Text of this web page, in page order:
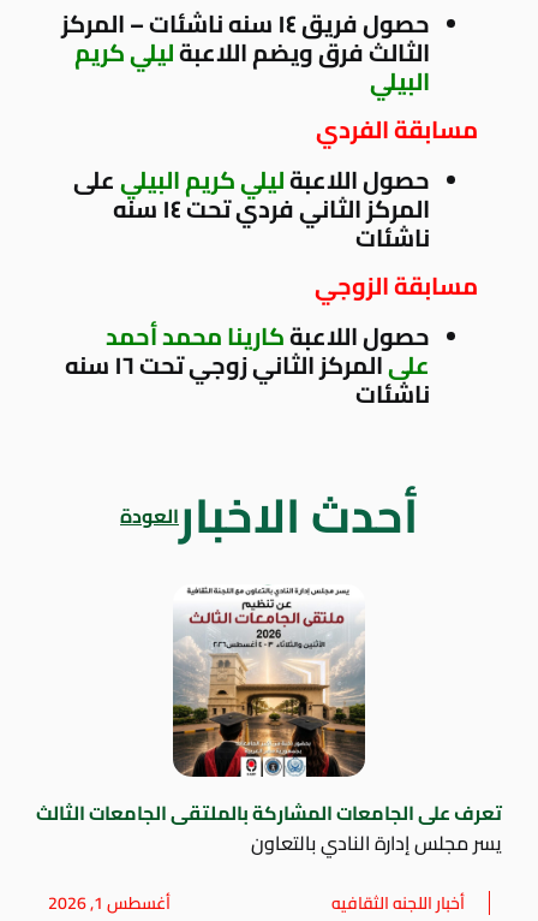
حصول فريق ١٤ سنه ناشئات – المركز
الثالث فرق ويضم اللاعبةليلي كريم
البيلي
مسابقة الفردي
حصول اللاعبةليلي كريم البيليعلى
المركز الثاني فردي تحت ١٤ سنه
ناشئات
مسابقة الزوجي
حصول اللاعبةكارينا محمد أحمد
على المركز الثاني زوجي تحت ١٦ سنه
ناشئات
أحدث الاخبارالعودة
تعرف على الجامعات المشاركة بالملتقى الجامعات الثالث
يسر مجلس إدارة النادي بالتعاون
أخبار اللجنه الثقافيه أغسطس 1, 2026